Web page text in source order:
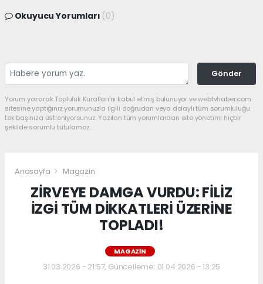
Okuyucu Yorumları (0)
Gönder
Yorum yazarak Topluluk Kuralları’nı kabul etmiş bulunuyor ve webtvhaber.com
sitesine yaptığınız yorumunuzla ilgili doğrudan veya dolaylı tüm sorumluluğu
tek başınıza üstleniyorsunuz. Yazılan tüm yorumlardan site yönetimi hiçbir
şekilde sorumlu tutulamaz.
Anasayfa Magazin
ZİRVEYE DAMGA VURDU: FİLİZ
İZGİ TÜM DİKKATLERİ ÜZERİNE
TOPLADI!
MAGAZIN
31.03.2026 - 21:57, Güncelleme: 01.04.2026 - 13:25